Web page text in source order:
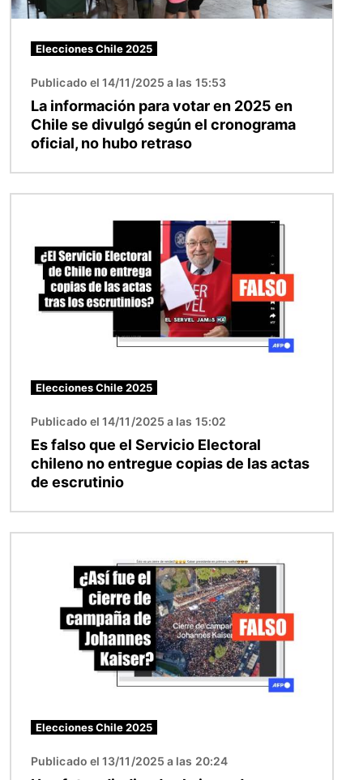
Elecciones Chile 2025
Publicado el 14/11/2025 a las 15:53
La información para votar en 2025 en
Chile se divulgó según el cronograma
oficial, no hubo retraso
Elecciones Chile 2025
Publicado el 14/11/2025 a las 15:02
Es falso que el Servicio Electoral
chileno no entregue copias de las actas
de escrutinio
Elecciones Chile 2025
Publicado el 13/11/2025 a las 20:24